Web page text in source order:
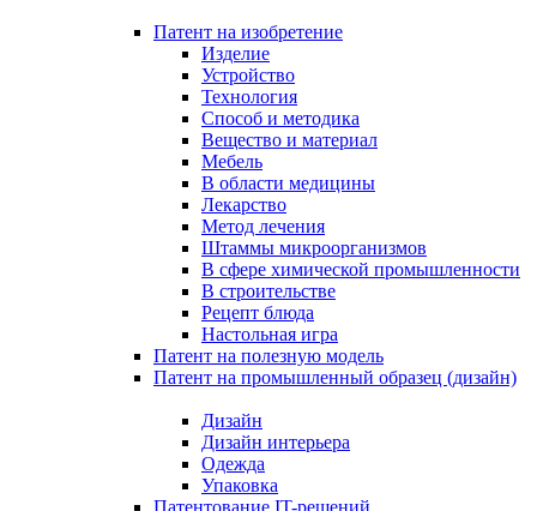
Патент на изобретение
Изделие
Устройство
Технология
Способ и методика
Вещество и материал
Мебель
В области медицины
Лекарство
Метод лечения
Штаммы микроорганизмов
В сфере химической промышленности
В строительстве
Рецепт блюда
Настольная игра
Патент на полезную модель
Патент на промышленный образец (дизайн)
Дизайн
Дизайн интерьера
Одежда
Упаковка
Патентование IT-решений